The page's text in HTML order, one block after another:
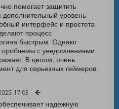
помогает защитить
дополнительный уровень
интерфейс и простота
процесс
быстрым. Однако
проблемы с уведомлениями,
В целом, очень
для серьезных геймеров.
17:03
надежную